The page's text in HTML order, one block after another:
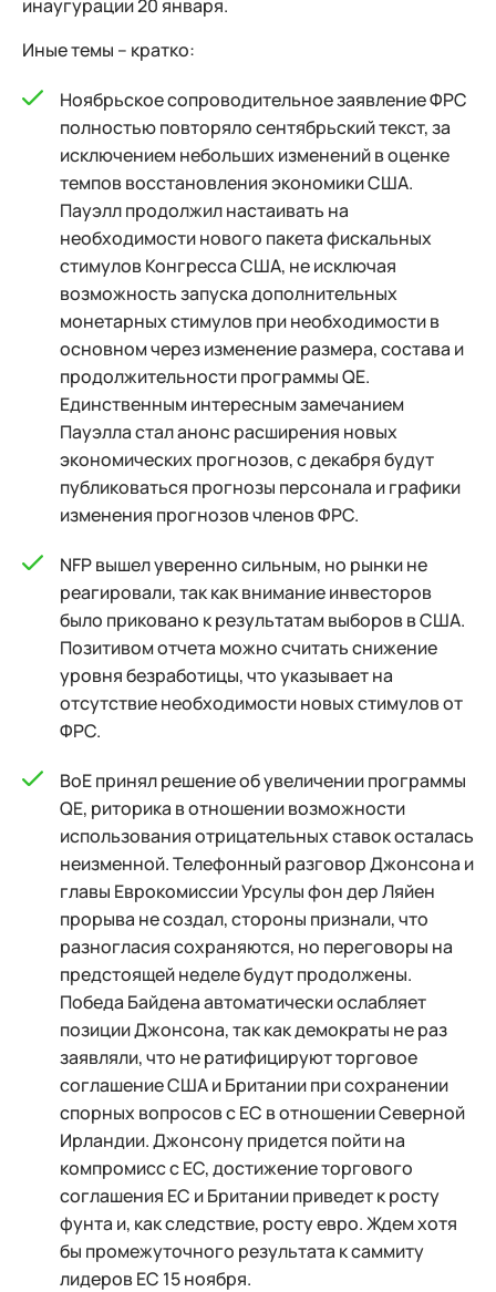
инаугурации 20 января.
Иные темы – кратко:
Ноябрьское сопроводительное заявление ФРС
полностью повторяло сентябрьский текст, за
исключением небольших изменений в оценке
темпов восстановления экономики США.
Пауэлл продолжил настаивать на
необходимости нового пакета фискальных
стимулов Конгресса США, не исключая
возможность запуска дополнительных
монетарных стимулов при необходимости в
основном через изменение размера, состава и
продолжительности программы QE.
Единственным интересным замечанием
Пауэлла стал анонс расширения новых
экономических прогнозов, с декабря будут
публиковаться прогнозы персонала и графики
изменения прогнозов членов ФРС.
NFP вышел уверенно сильным, но рынки не
реагировали, так как внимание инвесторов
было приковано к результатам выборов в США.
Позитивом отчета можно считать снижение
уровня безработицы, что указывает на
отсутствие необходимости новых стимулов от
ФРС.
ВоЕ принял решение об увеличении программы
QE, риторика в отношении возможности
использования отрицательных ставок осталась
неизменной. Телефонный разговор Джонсона и
главы Еврокомиссии Урсулы фон дер Ляйен
прорыва не создал, стороны признали, что
разногласия сохраняются, но переговоры на
предстоящей неделе будут продолжены.
Победа Байдена автоматически ослабляет
позиции Джонсона, так как демократы не раз
заявляли, что не ратифицируют торговое
соглашение США и Британии при сохранении
спорных вопросов с ЕС в отношении Северной
Ирландии. Джонсону придется пойти на
компромисс с ЕС, достижение торгового
соглашения ЕС и Британии приведет к росту
фунта и, как следствие, росту евро. Ждем хотя
бы промежуточного результата к саммиту
лидеров ЕС 15 ноября.